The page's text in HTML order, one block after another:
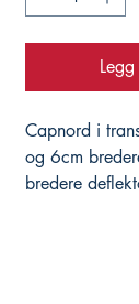
Capnord i
og 6cm
bredere